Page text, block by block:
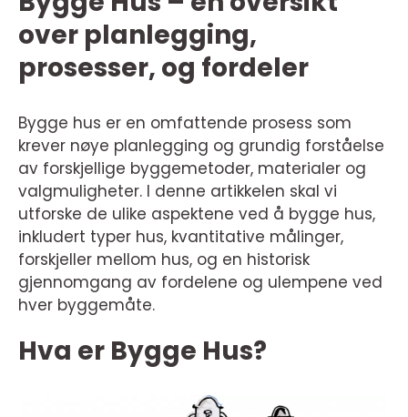
over planlegging,
prosesser, og fordeler
Bygge hus er en omfattende prosess som
krever nøye planlegging og grundig forståelse
av forskjellige byggemetoder, materialer og
valgmuligheter. I denne artikkelen skal vi
utforske de ulike aspektene ved å bygge hus,
inkludert typer hus, kvantitative målinger,
forskjeller mellom hus, og en historisk
gjennomgang av fordelene og ulempene ved
hver byggemåte.
Hva er Bygge Hus?